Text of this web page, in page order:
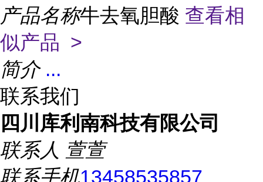
产品名称牛去氧胆酸 查看相
似产品 >
简介 ...
联系我们
四川库利南科技有限公司
联系人 萱萱
联系手机13458535857